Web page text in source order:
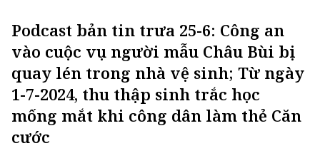
Podcast bản tin trưa 25-6: Công an
vào cuộc vụ người mẫu Châu Bùi bị
quay lén trong nhà vệ sinh; Từ ngày
1-7-2024, thu thập sinh trắc học
mống mắt khi công dân làm thẻ Căn
cước